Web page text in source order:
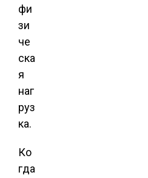
фи
зи
че
ска
я
наг
руз
ка.
Ко
гда